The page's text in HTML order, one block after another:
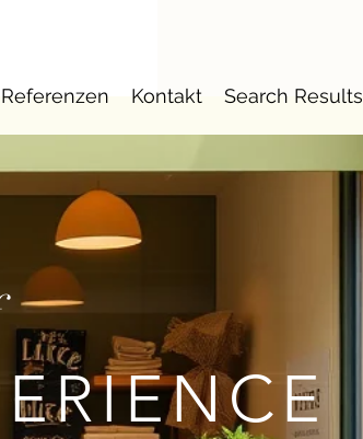
Referenzen Kontakt Search Results